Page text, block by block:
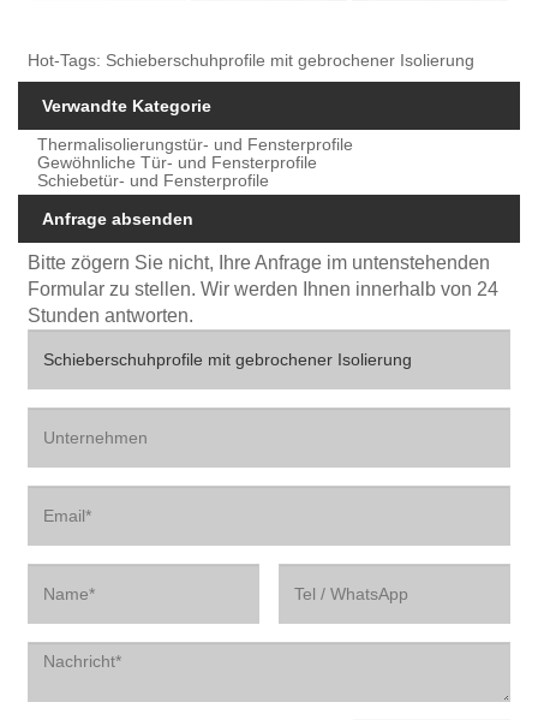
Hot-Tags: Schieberschuhprofile mit gebrochener Isolierung
Verwandte Kategorie
Thermalisolierungstür- und Fensterprofile
Gewöhnliche Tür- und Fensterprofile
Schiebetür- und Fensterprofile
Anfrage absenden
Bitte zögern Sie nicht, Ihre Anfrage im untenstehenden
Formular zu stellen. Wir werden Ihnen innerhalb von 24
Stunden antworten.